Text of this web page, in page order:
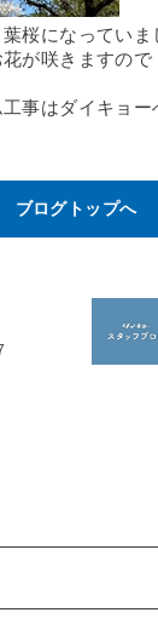
桜になっていま
が咲きますので
事はダイキョー
ブログトップへ